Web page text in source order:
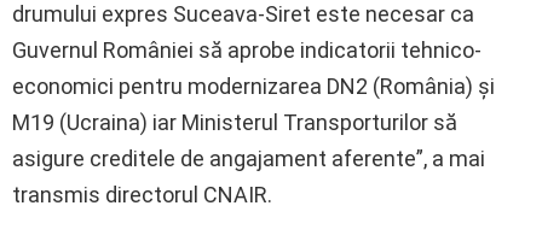
drumului expres Suceava-Siret este necesar ca
Guvernul României să aprobe indicatorii tehnico-
economici pentru modernizarea DN2 (România) şi
M19 (Ucraina) iar Ministerul Transporturilor să
asigure creditele de angajament aferente”, a mai
transmis directorul CNAIR.